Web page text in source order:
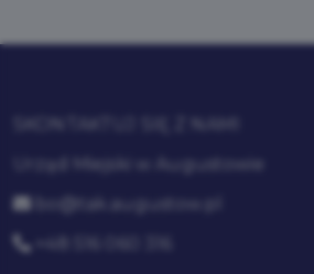
Urząd Miejski w Augustowie
bo@tak.augustow.pl
+48 516 060 316